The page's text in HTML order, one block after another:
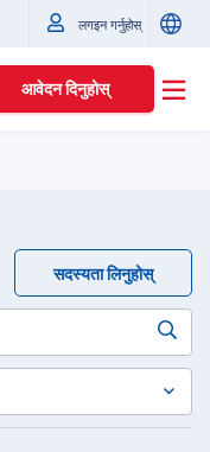
लगइन गर्नुहोस्
आवेदन दिनुहोस्
सदस्यता लिनुहोस्